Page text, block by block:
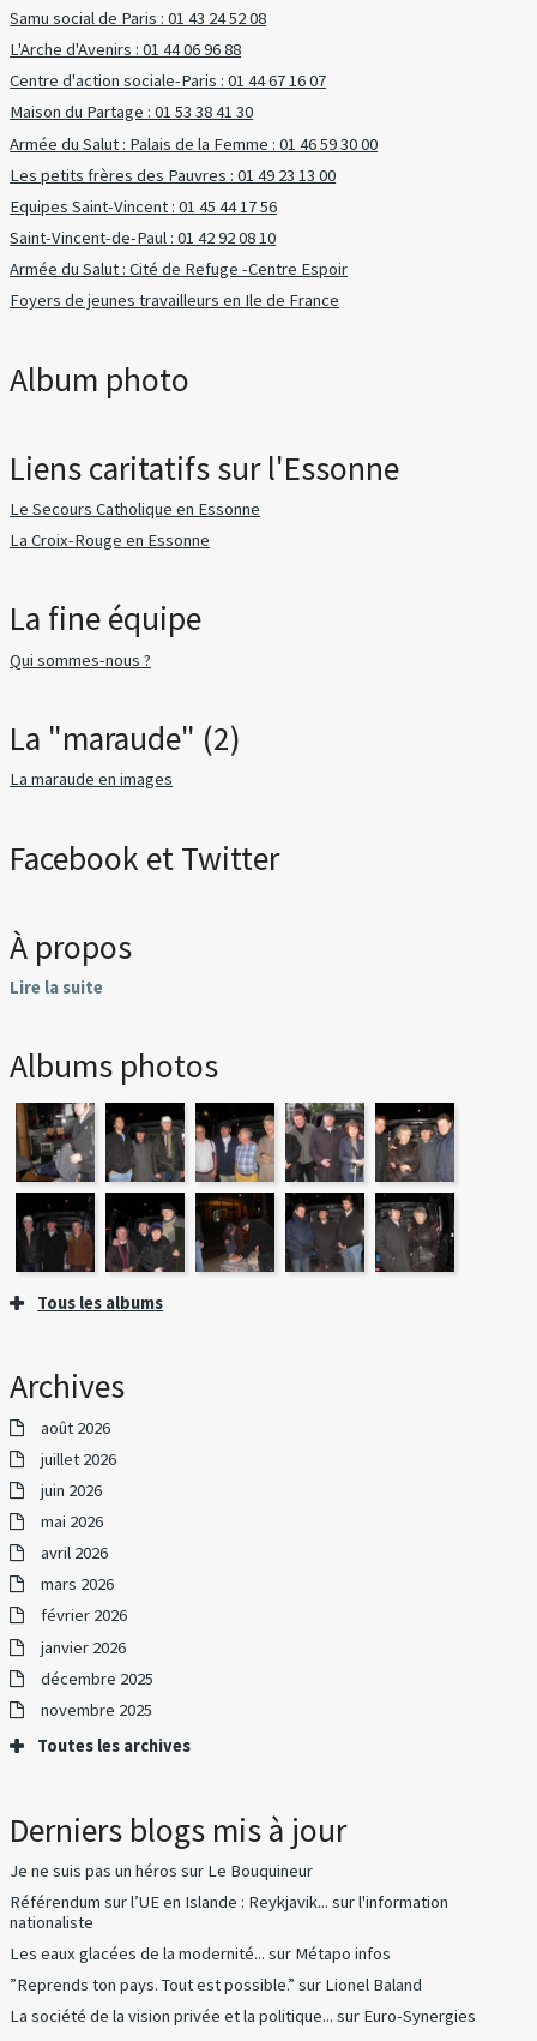
Samu social de Paris : 01 43 24 52 08
L'Arche d'Avenirs : 01 44 06 96 88
Centre d'action sociale-Paris : 01 44 67 16 07
Maison du Partage : 01 53 38 41 30
Armée du Salut : Palais de la Femme : 01 46 59 30 00
Les petits frères des Pauvres : 01 49 23 13 00
Equipes Saint-Vincent : 01 45 44 17 56
Saint-Vincent-de-Paul : 01 42 92 08 10
Armée du Salut : Cité de Refuge -Centre Espoir
Foyers de jeunes travailleurs en Ile de France
Album photo
Liens caritatifs sur l'Essonne
Le Secours Catholique en Essonne
La Croix-Rouge en Essonne
La fine équipe
Qui sommes-nous ?
La "maraude" (2)
La maraude en images
Facebook et Twitter
À propos
Lire la suite
Albums photos
Tous les albums
Archives
août 2026
juillet 2026
juin 2026
mai 2026
avril 2026
mars 2026
février 2026
janvier 2026
décembre 2025
novembre 2025
Toutes les archives
Derniers blogs mis à jour
Je ne suis pas un héros sur Le Bouquineur
Référendum sur l’UE en Islande : Reykjavik... surl'information
nationaliste
Les eaux glacées de la modernité... sur Métapo infos
”Reprends ton pays. Tout est possible.” sur Lionel Baland
La société de la vision privée et la politique... sur Euro-Synergies